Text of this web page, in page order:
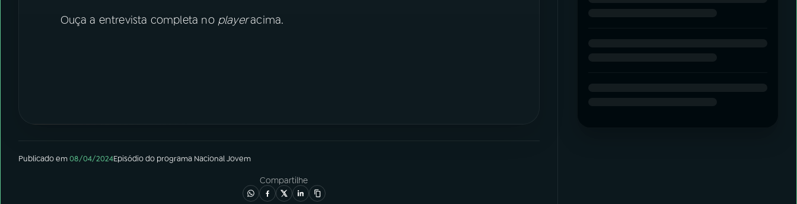
Ouça a entrevista completa no playeracima.
Publicado em08/04/2024Episódiodo programa Nacional Jovem
Compartilhe